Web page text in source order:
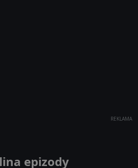
REKLAMA
epizody